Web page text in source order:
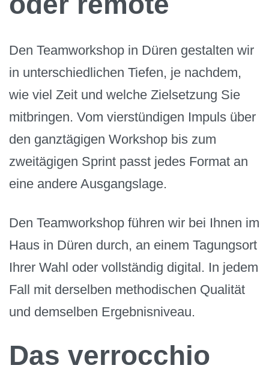
Den Teamworkshop in Düren gestalten wir
in unterschiedlichen Tiefen, je nachdem,
wie viel Zeit und welche Zielsetzung Sie
mitbringen. Vom vierstündigen Impuls über
den ganztägigen Workshop bis zum
zweitägigen Sprint passt jedes Format an
eine andere Ausgangslage.
Den Teamworkshop führen wir bei Ihnen im
Haus in Düren durch, an einem Tagungsort
Ihrer Wahl oder vollständig digital. In jedem
Fall mit derselben methodischen Qualität
und demselben Ergebnisniveau.
Das verrocchio